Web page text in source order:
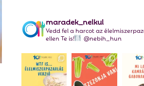
maradek_nelkul
Vedd fel a harcot az
ellen Te is!
@nebih_hun